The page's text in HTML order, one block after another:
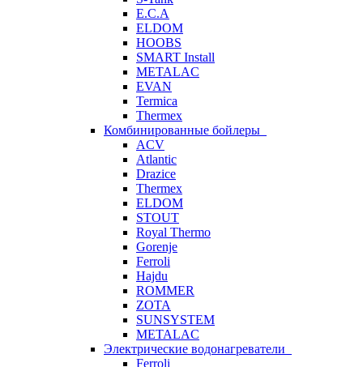
E.C.A
ELDOM
HOOBS
SMART Install
METALAC
EVAN
Termica
Thermex
Комбинированные бойлеры
ACV
Atlantic
Drazice
Thermex
ELDOM
STOUT
Royal Thermo
Gorenje
Ferroli
Hajdu
ROMMER
ZOTA
SUNSYSTEM
METALAC
Электрические водонагреватели
Ferroli